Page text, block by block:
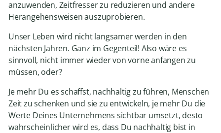
anzuwenden, Zeitfresser zu reduzieren und andere
Herangehensweisen auszuprobieren.
Unser Leben wird nicht langsamer werden in den
nächsten Jahren. Ganz im Gegenteil! Also wäre es
sinnvoll, nicht immer wieder von vorne anfangen zu
müssen, oder?
Je mehr Du es schaffst, nachhaltig zu führen, Menschen
Zeit zu schenken und sie zu entwickeln, je mehr Du die
Werte Deines Unternehmens sichtbar umsetzt, desto
wahrscheinlicher wird es, dass Du nachhaltig bist in